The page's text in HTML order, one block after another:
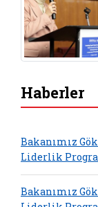
Haberler
Bakanımız
Liderlik
Bakanımız